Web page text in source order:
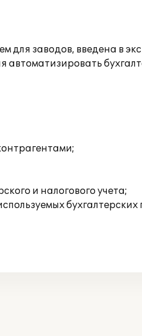
заводов, введена в
и налогового учета;
бухгалтерских